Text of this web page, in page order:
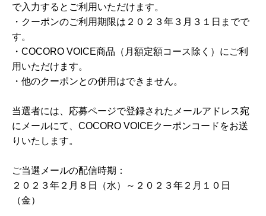
で入力するとご利用いただけます。
・クーポンのご利用期限は２０２３年３月３１日までで
す。
・COCORO VOICE商品（月額定額コース除く）にご利
用いただけます。
・他のクーポンとの併用はできません。
当選者には、応募ページで登録されたメールアドレス宛
にメールにて、COCORO VOICEクーポンコードをお送
りいたします。
ご当選メールの配信時期：
２０２３年２月８日（水）～２０２３年２月１０日
（金）